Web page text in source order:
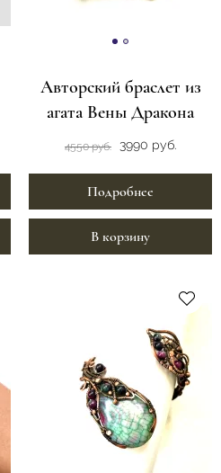
Авторский браслет из
агата Вены Дракона
4550 руб. 3990 руб.
Подробнее
В корзину